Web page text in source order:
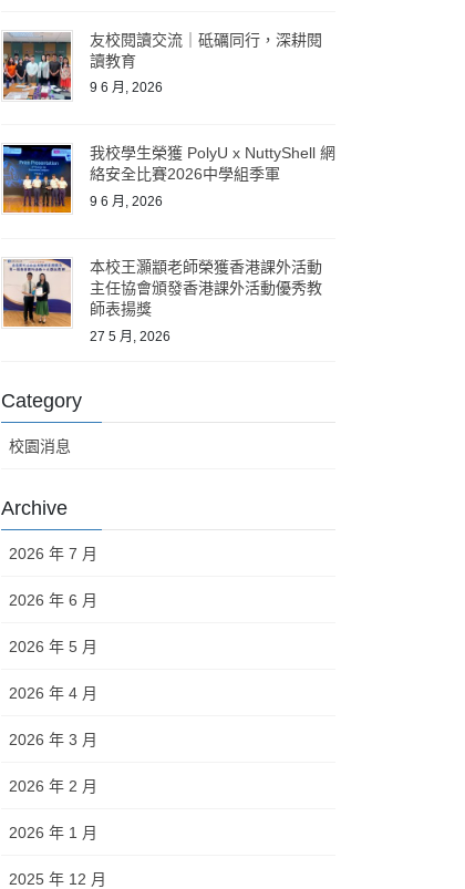
友校閱讀交流｜砥礪同行，深耕閱
讀教育
9 6 月, 2026
我校學生榮獲 PolyU x NuttyShell 網
絡安全比賽2026中學組季軍
9 6 月, 2026
本校王灝顓老師榮獲香港課外活動
主任協會頒發香港課外活動優秀教
師表揚獎
27 5 月, 2026
Category
校園消息
Archive
2026 年 7 月
2026 年 6 月
2026 年 5 月
2026 年 4 月
2026 年 3 月
2026 年 2 月
2026 年 1 月
2025 年 12 月